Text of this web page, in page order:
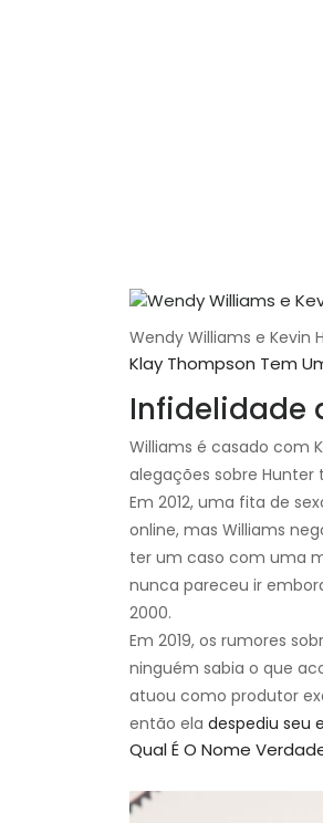
Wendy Williams e Kevin
Klay Thompson Tem
Infidelidade
Williams é casado com
alegações sobre Hunter
Em 2012, uma fita de
online, mas Williams
ter um caso com uma
nunca pareceu ir
2000.
Em 2019, os rumores
ninguém sabia o que
atuou como produtor
então ela despediu seu
Qual É O Nome